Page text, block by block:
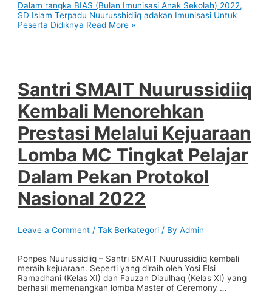
Dalam rangka BIAS (Bulan Imunisasi Anak Sekolah) 2022,
SD Islam Terpadu Nuurusshidiiq adakan Imunisasi Untuk
Peserta Didiknya Read More »
Santri SMAIT Nuurussidiiq
Kembali Menorehkan
Prestasi Melalui Kejuaraan
Lomba MC Tingkat Pelajar
Dalam Pekan Protokol
Nasional 2022
Leave a Comment /Tak Berkategori / ByAdmin
Ponpes Nuurussidiiq – Santri SMAIT Nuurussidiiq kembali
meraih kejuaraan. Seperti yang diraih oleh Yosi Elsi
Ramadhani (Kelas XI) dan Fauzan Diaulhaq (Kelas XI) yang
berhasil memenangkan lomba Master of Ceremony …